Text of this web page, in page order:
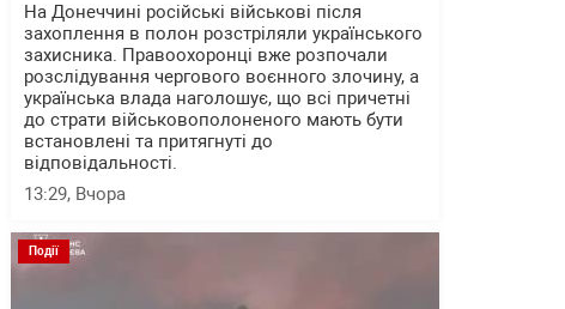
На Донеччині російські військові після
захоплення в полон розстріляли українського
захисника. Правоохоронці вже розпочали
розслідування чергового воєнного злочину, а
українська влада наголошує, що всі причетні
до страти військовополоненого мають бути
встановлені та притягнуті до
відповідальності.
13:29, Вчора
Події